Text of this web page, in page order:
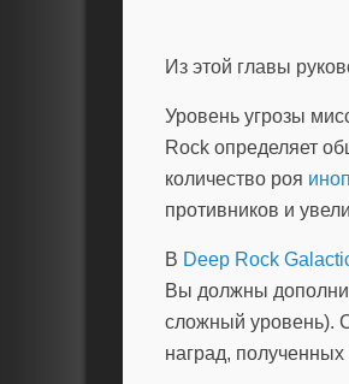
Из этой главы
Уровень угрозы
Rock определяет
количество роя
противников и
В Deep Rock
Вы должны
сложный уровень).
наград,